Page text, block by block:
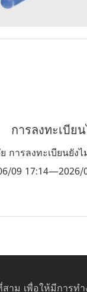
การลงทะเบีย
การลงทะเบียนยัง
09 17:14—2026/
าม เพื่อให้มีการท